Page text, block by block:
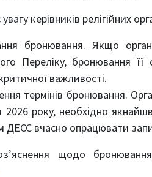
керівників релігійних
бронювання. Якщо
Переліку, бронювання
важливості.
термінів бронювання.
2026 року, необхідно
ДЕСС вчасно опрацювати
щодо бронювання